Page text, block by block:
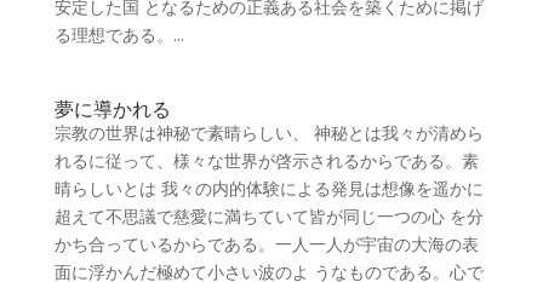
安定した国 となるための正義ある社会を築くために掲げ
る理想である。...
夢に導かれる
宗教の世界は神秘で素晴らしい、 神秘とは我々が清めら
れるに従って、様々な世界が啓示されるからである。素
晴らしいとは 我々の内的体験による発見は想像を遥かに
超えて不思議で慈愛に満ちていて皆が同じ一つの心 を分
かち合っているからである。一人一人が宇宙の大海の表
面に浮かんだ極めて小さい波のよ うなものである。心で